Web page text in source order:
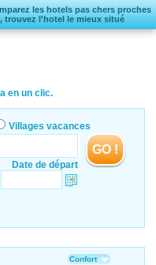
les hotels pas chers proches
trouvez l'hotel le mieux situé
en un clic.
Villages vacances
Date de départ
GO !
Confort